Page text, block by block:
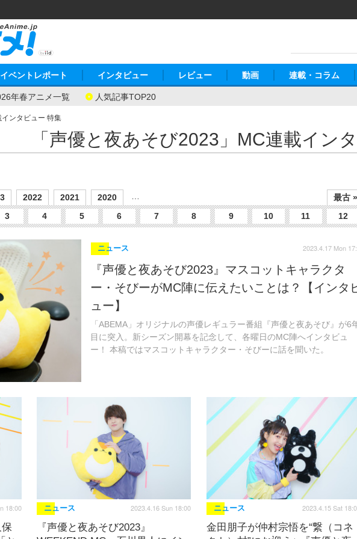
年春アニメ一覧 人気記事TOP20
イベントレポート インタビュー レビュー 動画 連載・コラム
インタビュー 特集
「声優と夜あそび2023」MC連載イン
2022 2021 2020
最古 »
3 4 5 6 7 8 9 10 11 12
ニュース 2023.4.17 Mon
『声優と夜あそび2023』マスコットキャラクタ
ー・そびーがMC陣に伝えたいことは？【インタ
ュー】
「ABEMA」オリジナルの声優レギュラー番組『声優と夜あそび』が6
目に突入。新シーズン開幕を記念して、各曜日のMC陣へインタビュ
ー！ 本稿ではマスコットキャラクター・そびーに話を聞いた。
18:00 ニュース 2023.4.16 Sun 18:00
『声優と夜あそび2023』
ニュース 2023.4.15 Sat
金田朋子が仲村宗悟を“繋（コネ